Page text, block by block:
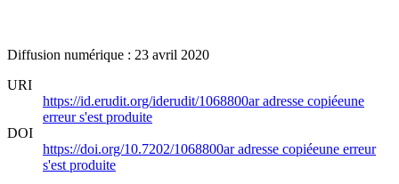
Diffusion numérique : 23 avril 2020
URI
https://id.erudit.org/iderudit/1068800aradresse copiéeune
erreur s'est produite
DOI
https://doi.org/10.7202/1068800aradresse copiéeune erreur
s'est produite